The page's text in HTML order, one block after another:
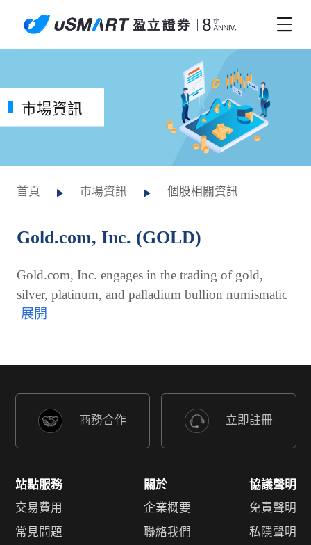
市場資訊
首頁 市場資訊 個股相關資訊
Gold.com, Inc. (GOLD)
Gold.com, Inc. engages in the trading of gold,
silver, platinum, and palladium bullion numismatic
商務合作 立即註冊
站點服務
交易費用
常見問題
關於
企業概要
聯絡我們
協議聲明
免責聲明
私隱聲明